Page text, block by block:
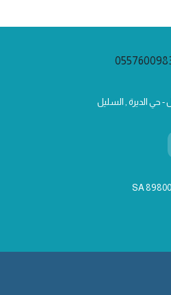
- حي الديرة , السليل
SA